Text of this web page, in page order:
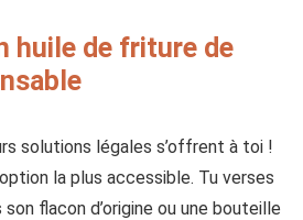
huile de friture de
solutions légales s’offrent à toi !
la plus accessible. Tu verses
flacon d’origine ou une bouteille